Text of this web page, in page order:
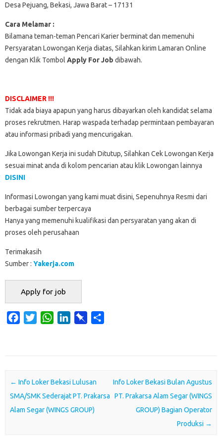
Desa Pejuang, Bekasi, Jawa Barat – 17131
Cara Melamar :
Bilamana teman-teman Pencari Karier berminat dan memenuhi
Persyaratan Lowongan Kerja diatas, Silahkan kirim Lamaran Online
dengan Klik Tombol Apply For Job dibawah.
DISCLAIMER !!!
Tidak ada biaya apapun yang harus dibayarkan oleh kandidat selama
proses rekrutmen. Harap waspada terhadap permintaan pembayaran
atau informasi pribadi yang mencurigakan.
Jika Lowongan Kerja ini sudah Ditutup, Silahkan Cek Lowongan Kerja
sesuai minat anda di kolom pencarian atau klik Lowongan lainnya
DISINI
Informasi Lowongan yang kami muat disini, Sepenuhnya Resmi dari
berbagai sumber terpercaya
Hanya yang memenuhi kualifikasi dan persyaratan yang akan di
proses oleh perusahaan
Terimakasih
Sumber : Yakerja.com
o
o
k
e
r
W
A
p
p
d
I
n
a
r
d
Post navigation
← Info Loker Bekasi Lulusan
SMA/SMK Sederajat PT. Prakarsa
Alam Segar (WINGS GROUP)
Info Loker Bekasi Bulan Agustus
PT. Prakarsa Alam Segar (WINGS
GROUP) Bagian Operator
Produksi →